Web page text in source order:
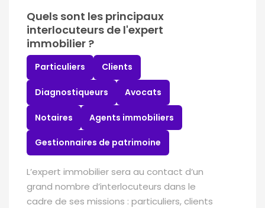
Quels sont les principaux
interlocuteurs de l'expert
immobilier ?
Particuliers Clients
Diagnostiqueurs Avocats
Notaires Agents immobiliers
Gestionnaires de patrimoine
L’expert immobilier sera au contact d’un
grand nombre d’interlocuteurs dans le
cadre de ses missions : particuliers, clients